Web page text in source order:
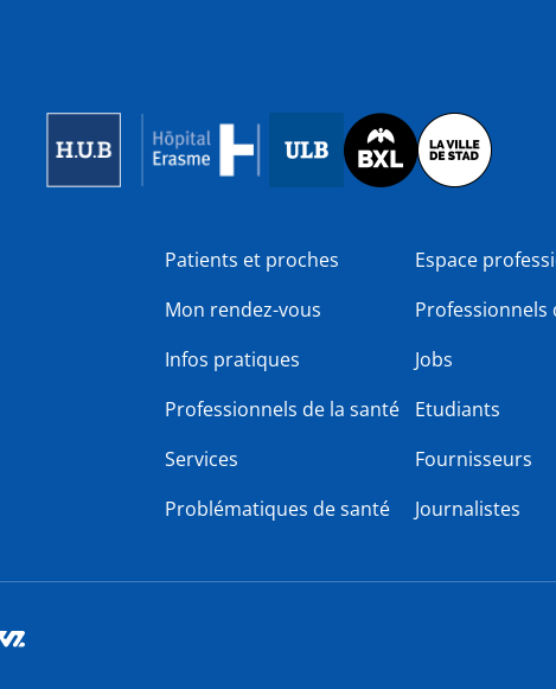
Image
Patients et proches
Mon rendez-vous
Infos pratiques
Professionnels de la santé
Services
Problématiques de santé
Espace
Professionnels
Jobs
Etudiants
Fournisseurs
Journalistes